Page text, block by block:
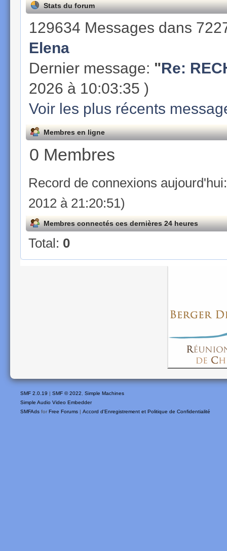
Stats du forum
129634 Messages dans
Elena
Dernier message: "Re:
2026 à 10:03:35 )
Voir les plus récents
Membres en ligne
0 Membres
Record de connexions
2012 à 21:20:51)
Membres connectés ces dernières 24 heures
Total: 0
SMF 2.0.19 | SMF © 2022, Simple Machines
Simple Audio Video Embedder
SMFAds for Free Forums | Accord d'Enregistrement et Politique de Confidentialité